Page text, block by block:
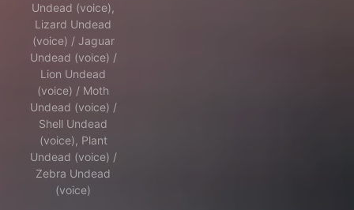
Undead (voice),
Lizard Undead
(voice) / Jaguar
Undead (voice) /
Lion Undead
(voice) / Moth
Undead (voice) /
Shell Undead
(voice), Plant
Undead (voice) /
Zebra Undead
(voice)